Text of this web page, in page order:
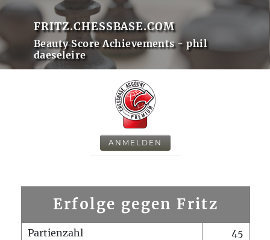
FRITZ.CHESSBASE.COM
Beauty Score Achievements - phil
daeseleire
ANMELDEN
Erfolge gegen Fritz
Partienzahl
45